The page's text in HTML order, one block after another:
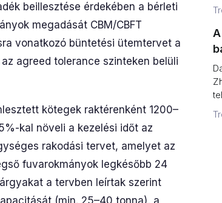
beillesztése érdekében a bérleti
megadását CBM/CBFT
vonatkozó büntetési ütemtervet a
agreed tolerance szinteken belüli
kötegek raktérenként 1200–
kal növeli a kezelési időt az
rakodási tervet, amelyet az
fuvarokmányok legkésőbb 24
a tervben leírtak szerint
(min. 25–40 tonna), a